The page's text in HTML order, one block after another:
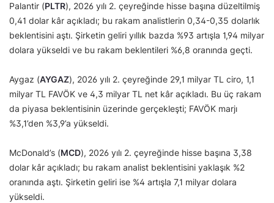
Palantir (PLTR), 2026 yılı 2. çeyreğinde hisse başına düzeltilmiş
0,41 dolar kâr açıkladı; bu rakam analistlerin 0,34-0,35 dolarlık
beklentisini aştı. Şirketin geliri yıllık bazda %93 artışla 1,94 milyar
dolara yükseldi ve bu rakam beklentileri %6,8 oranında geçti.
Aygaz (AYGAZ), 2026 yılı 2. çeyreğinde 29,1 milyar TL ciro, 1,1
milyar TL FAVÖK ve 4,3 milyar TL net kâr açıkladı. Bu üç rakam
da piyasa beklentisinin üzerinde gerçekleşti; FAVÖK marjı
%3,1’den %3,9’a yükseldi.
McDonald’s (MCD), 2026 yılı 2. çeyreğinde hisse başına 3,38
dolar kâr açıkladı; bu rakam analist beklentisini yaklaşık %2
oranında aştı. Şirketin geliri ise %4 artışla 7,1 milyar dolara
yükseldi.